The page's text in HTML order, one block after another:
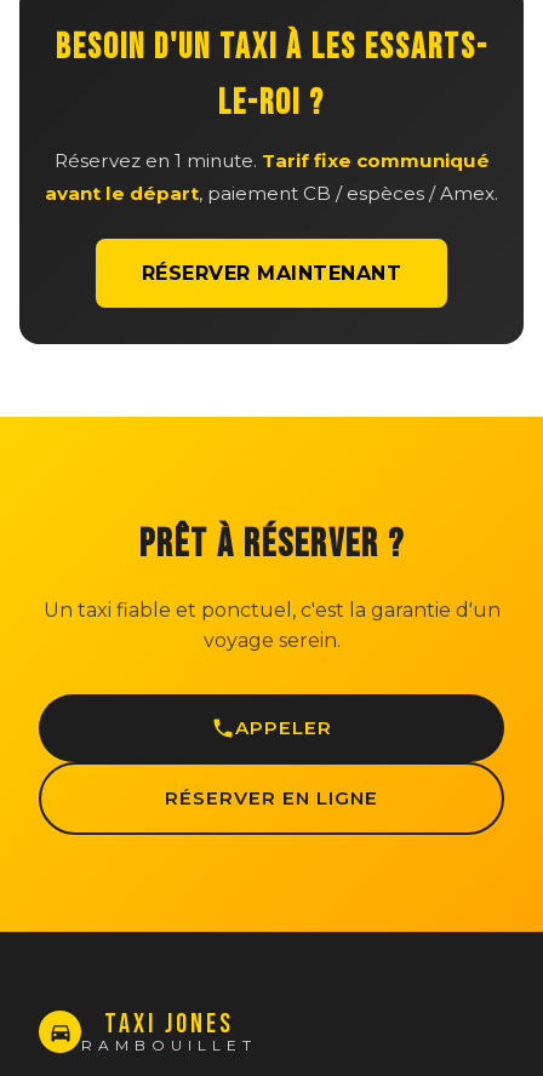
BESOIN D'UN TAXI À LES ESSARTS-
LE-ROI ?
Réservez en 1 minute. Tarif fixe communiqué
avant le départ, paiement CB / espèces / Amex.
RÉSERVER MAINTENANT
PRÊT À RÉSERVER ?
Un taxi fiable et ponctuel, c'est la garantie d'un
voyage serein.
APPELER
RÉSERVER EN LIGNE
TAXI JONES
RAMBOUILLET